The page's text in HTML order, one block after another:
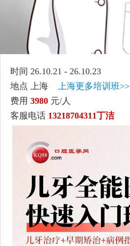
时间 26.10.21 - 26.10.23
地点 上海 上海更多培训班>>
费用 3980 元/人
客服电话 13218704311丁洁